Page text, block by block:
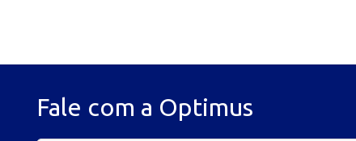
Fale com a Optimus